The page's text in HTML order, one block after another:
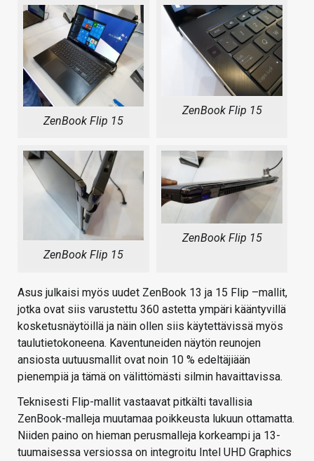
ZenBook Flip 15
ZenBook Flip 15
ZenBook Flip 15
ZenBook Flip 15
Asus julkaisi myös uudet ZenBook 13 ja 15 Flip –mallit,
jotka ovat siis varustettu 360 astetta ympäri kääntyvillä
kosketusnäytöillä ja näin ollen siis käytettävissä myös
taulutietokoneena. Kaventuneiden näytön reunojen
ansiosta uutuusmallit ovat noin 10 % edeltäjiään
pienempiä ja tämä on välittömästi silmin havaittavissa.
Teknisesti Flip-mallit vastaavat pitkälti tavallisia
ZenBook-malleja muutamaa poikkeusta lukuun ottamatta.
Niiden paino on hieman perusmalleja korkeampi ja 13-
tuumaisessa versiossa on integroitu Intel UHD Graphics